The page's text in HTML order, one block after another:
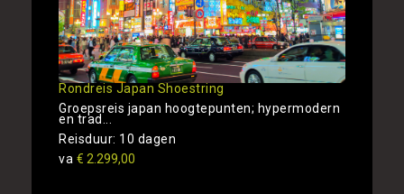
Rondreis Japan Shoestring
Groepsreis japan hoogtepunten; hypermodern
en trad...
Reisduur: 10 dagen
va € 2.299,00